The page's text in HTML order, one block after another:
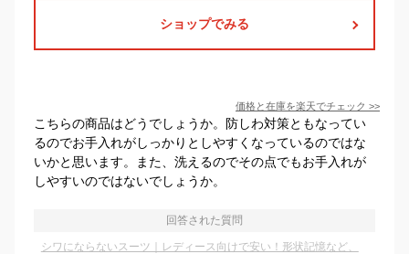
ショップでみる
価格と在庫を楽天でチェック >>
こちらの商品はどうでしょうか。防しわ対策ともなってい
るのでお手入れがしっかりとしやすくなっているのではな
いかと思います。また、洗えるのでその点でもお手入れが
しやすいのではないでしょうか。
回答された質問
シワにならないスーツ｜レディース向けで安い！形状記憶など、